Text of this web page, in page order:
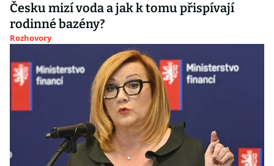
Česku mizí voda a jak k tomu přispívají
rodinné bazény?
Rozhovory